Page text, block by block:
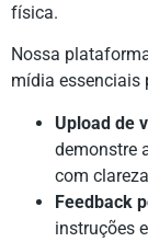
física.
Nossa
mídia essenciais
Upload de
demonstre
com
Feedback
instruções